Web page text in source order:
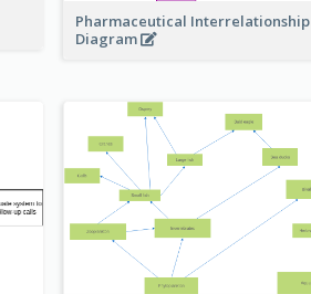
Pharmaceutical Interrelationship
Diagram